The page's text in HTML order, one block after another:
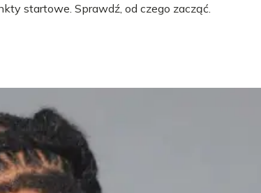
startowe. Sprawdź, od czego zacząć.